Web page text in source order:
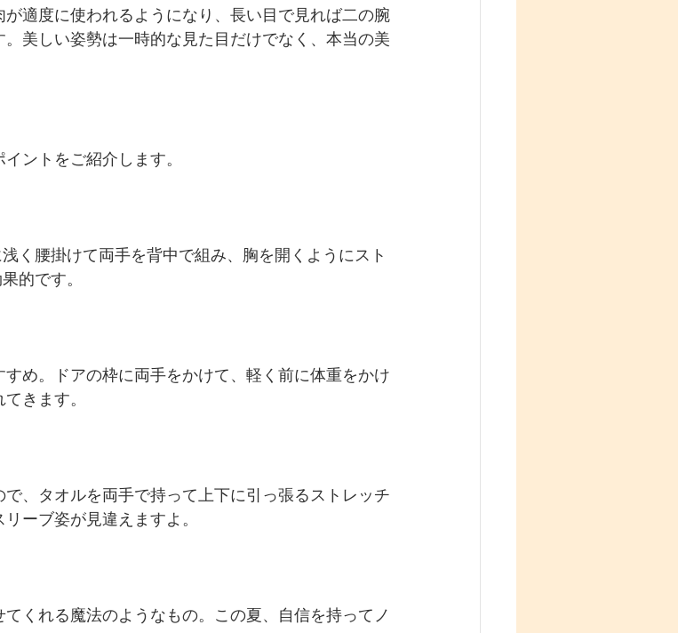
適度に使われるようになり、長い目で見れば二の腕
美しい姿勢は一時的な見た目だけでなく、本当の美
ントをご紹介します。
く腰掛けて両手を背中で組み、胸を開くようにスト
的です。
め。ドアの枠に両手をかけて、軽く前に体重をかけ
きます。
、タオルを両手で持って上下に引っ張るストレッチ
ーブ姿が見違えますよ。
くれる魔法のようなもの。この夏、自信を持ってノ